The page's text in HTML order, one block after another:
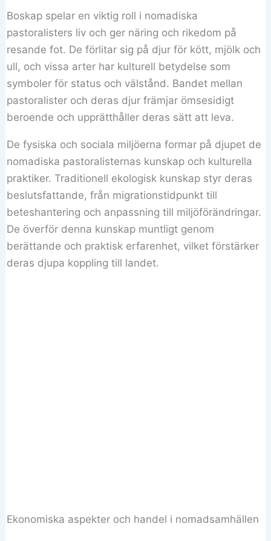
Boskap spelar en viktig roll i nomadiska
pastoralisters liv och ger näring och rikedom på
resande fot. De förlitar sig på djur för kött, mjölk och
ull, och vissa arter har kulturell betydelse som
symboler för status och välstånd. Bandet mellan
pastoralister och deras djur främjar ömsesidigt
beroende och upprätthåller deras sätt att leva.
De fysiska och sociala miljöerna formar på djupet de
nomadiska pastoralisternas kunskap och kulturella
praktiker. Traditionell ekologisk kunskap styr deras
beslutsfattande, från migrationstidpunkt till
beteshantering och anpassning till miljöförändringar.
De överför denna kunskap muntligt genom
berättande och praktisk erfarenhet, vilket förstärker
deras djupa koppling till landet.
Ekonomiska aspekter och handel i nomadsamhällen